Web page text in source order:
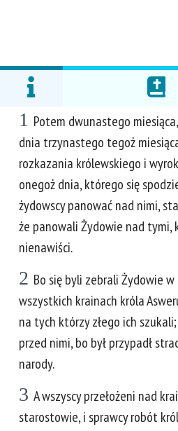
1 Potem dwunastego
dnia trzynastego tegoż
rozkazania królewskiego i
onegoż dnia, którego się
żydowscy panować nad nimi,
że panowali Żydowie nad tymi,
nienawiści.
2 Bo się byli zebrali Żydowie
wszystkich krainach króla
na tych którzy złego ich
przed nimi, bo był przypadł
narody.
3 A wszyscy przełożeni nad
starostowie, i sprawcy robót